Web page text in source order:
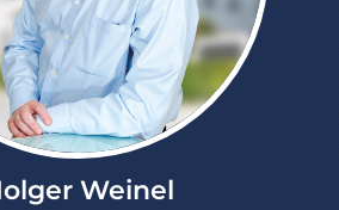
Weinel